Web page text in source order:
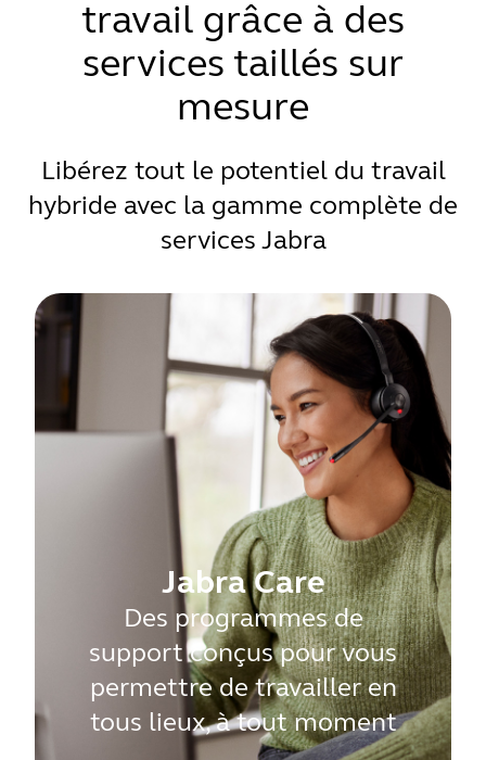
travail grâce à des
services taillés sur
mesure
Libérez tout le potentiel du travail
hybride avec la gamme complète de
services Jabra
Jabra Care
Des programmes de
support conçus pour vous
permettre de travailler en
tous lieux, à tout moment